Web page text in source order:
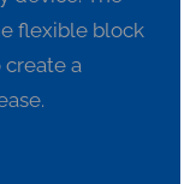
flexible block
a